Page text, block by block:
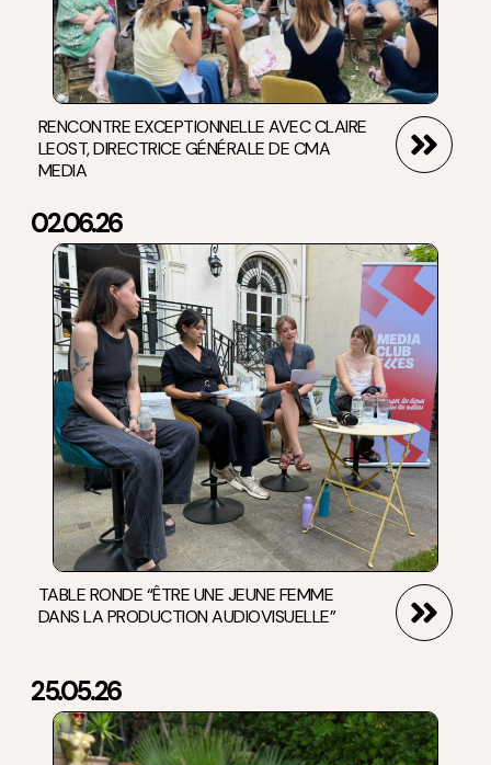
RENCONTRE EXCEPTIONNELLE AVEC CLAIRE
LEOST, DIRECTRICE GÉNÉRALE DE CMA
MEDIA
02.06.26
TABLE RONDE “ÊTRE UNE JEUNE FEMME
DANS LA PRODUCTION AUDIOVISUELLE”
25.05.26